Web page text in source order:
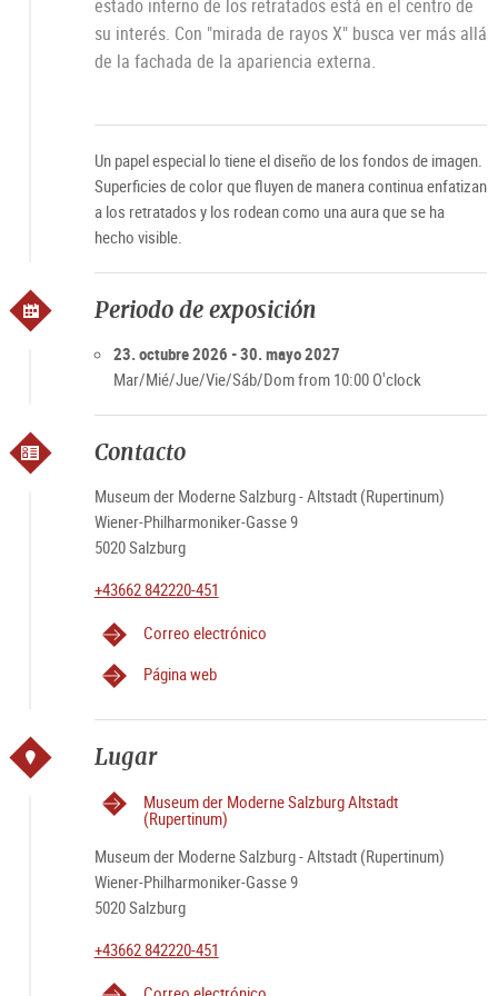
estado interno de los retratados está en el centro de
su interés. Con "mirada de rayos X" busca ver más allá
de la fachada de la apariencia externa.
Un papel especial lo tiene el diseño de los fondos de imagen.
Superficies de color que fluyen de manera continua enfatizan
a los retratados y los rodean como una aura que se ha
hecho visible.
Periodo de exposición
23. octubre 2026 - 30. mayo 2027
Mar/Mié/Jue/Vie/Sáb/Dom from 10:00 O'clock
Contacto
Museum der Moderne Salzburg - Altstadt (Rupertinum)
Wiener-Philharmoniker-Gasse 9
5020 Salzburg
+43662 842220-451
Correo electrónico
Página web
Lugar
Museum der Moderne Salzburg Altstadt
(Rupertinum)
Museum der Moderne Salzburg - Altstadt (Rupertinum)
Wiener-Philharmoniker-Gasse 9
5020 Salzburg
+43662 842220-451